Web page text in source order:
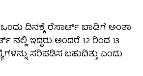
ದಿನಕ್ಕೆ ರೆಸಾರ್ಟ್‌ ಬಾಡಿಗೆ ಅಂತಾ
ಇದ್ದರು ಅಂದರೆ 12 ರಿಂದ 13
ಸರಿಪಡಿಸ ಬಹುದಿತ್ತು ಎಂದು